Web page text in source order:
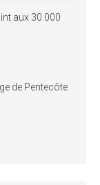
aux 30 000
de Pentecôte